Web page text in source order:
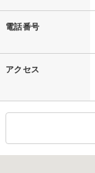
電話番号
アクセス